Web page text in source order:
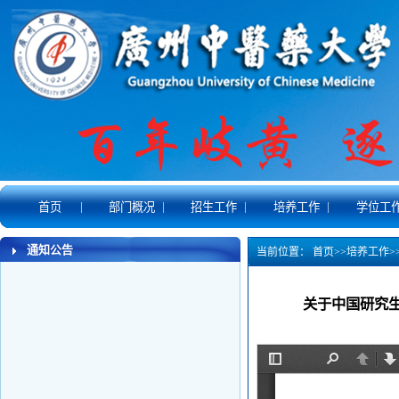
首页 | 部门概况 | 招生工作 | 培养工作 | 学位工
通知公告 当前位置： 首页>>培养工作
关于中国研究